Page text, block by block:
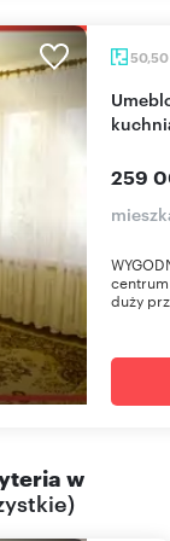
50,50
Umeblowane 2 pokoje z balkonem i dużą
259
centrum
duży
w
)